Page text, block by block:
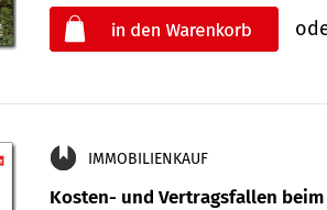
IMMOBILIENKAUF
Kosten- und Vertragsfallen